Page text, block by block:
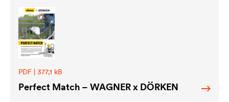
PDF | 377,1 kB
Perfect Match – WAGNER x DÖRKEN